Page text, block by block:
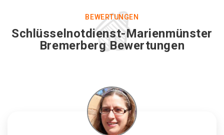
BEWERTUNGEN
Schlüsselnotdienst-Marienmünster
Bremerberg Bewertungen